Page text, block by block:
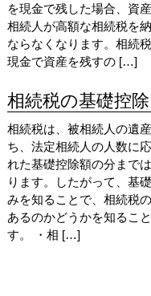
を現金で残した場合、資
相続人が高額な相続税を
ならなくなります。相続
現金で資産を残すの […]
相続税の基礎控
相続税は、被相続人の遺
ち、法定相続人の人数に
れた基礎控除額の分まで
ります。したがって、基
みを知ることで、相続税
あるのかどうかを知るこ
す。 ・相 […]